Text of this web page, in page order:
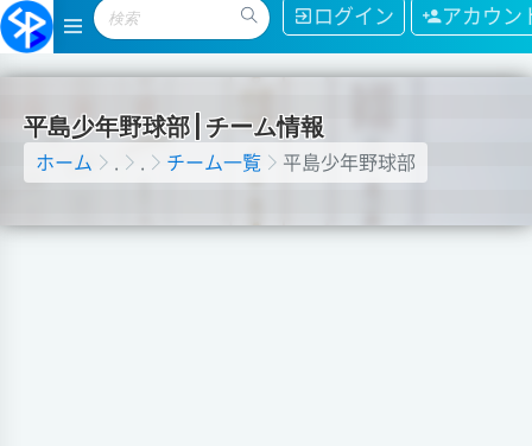
ログイン アカウン
平島少年野球部 チーム情報
ホーム チーム一覧 平島少年野球部